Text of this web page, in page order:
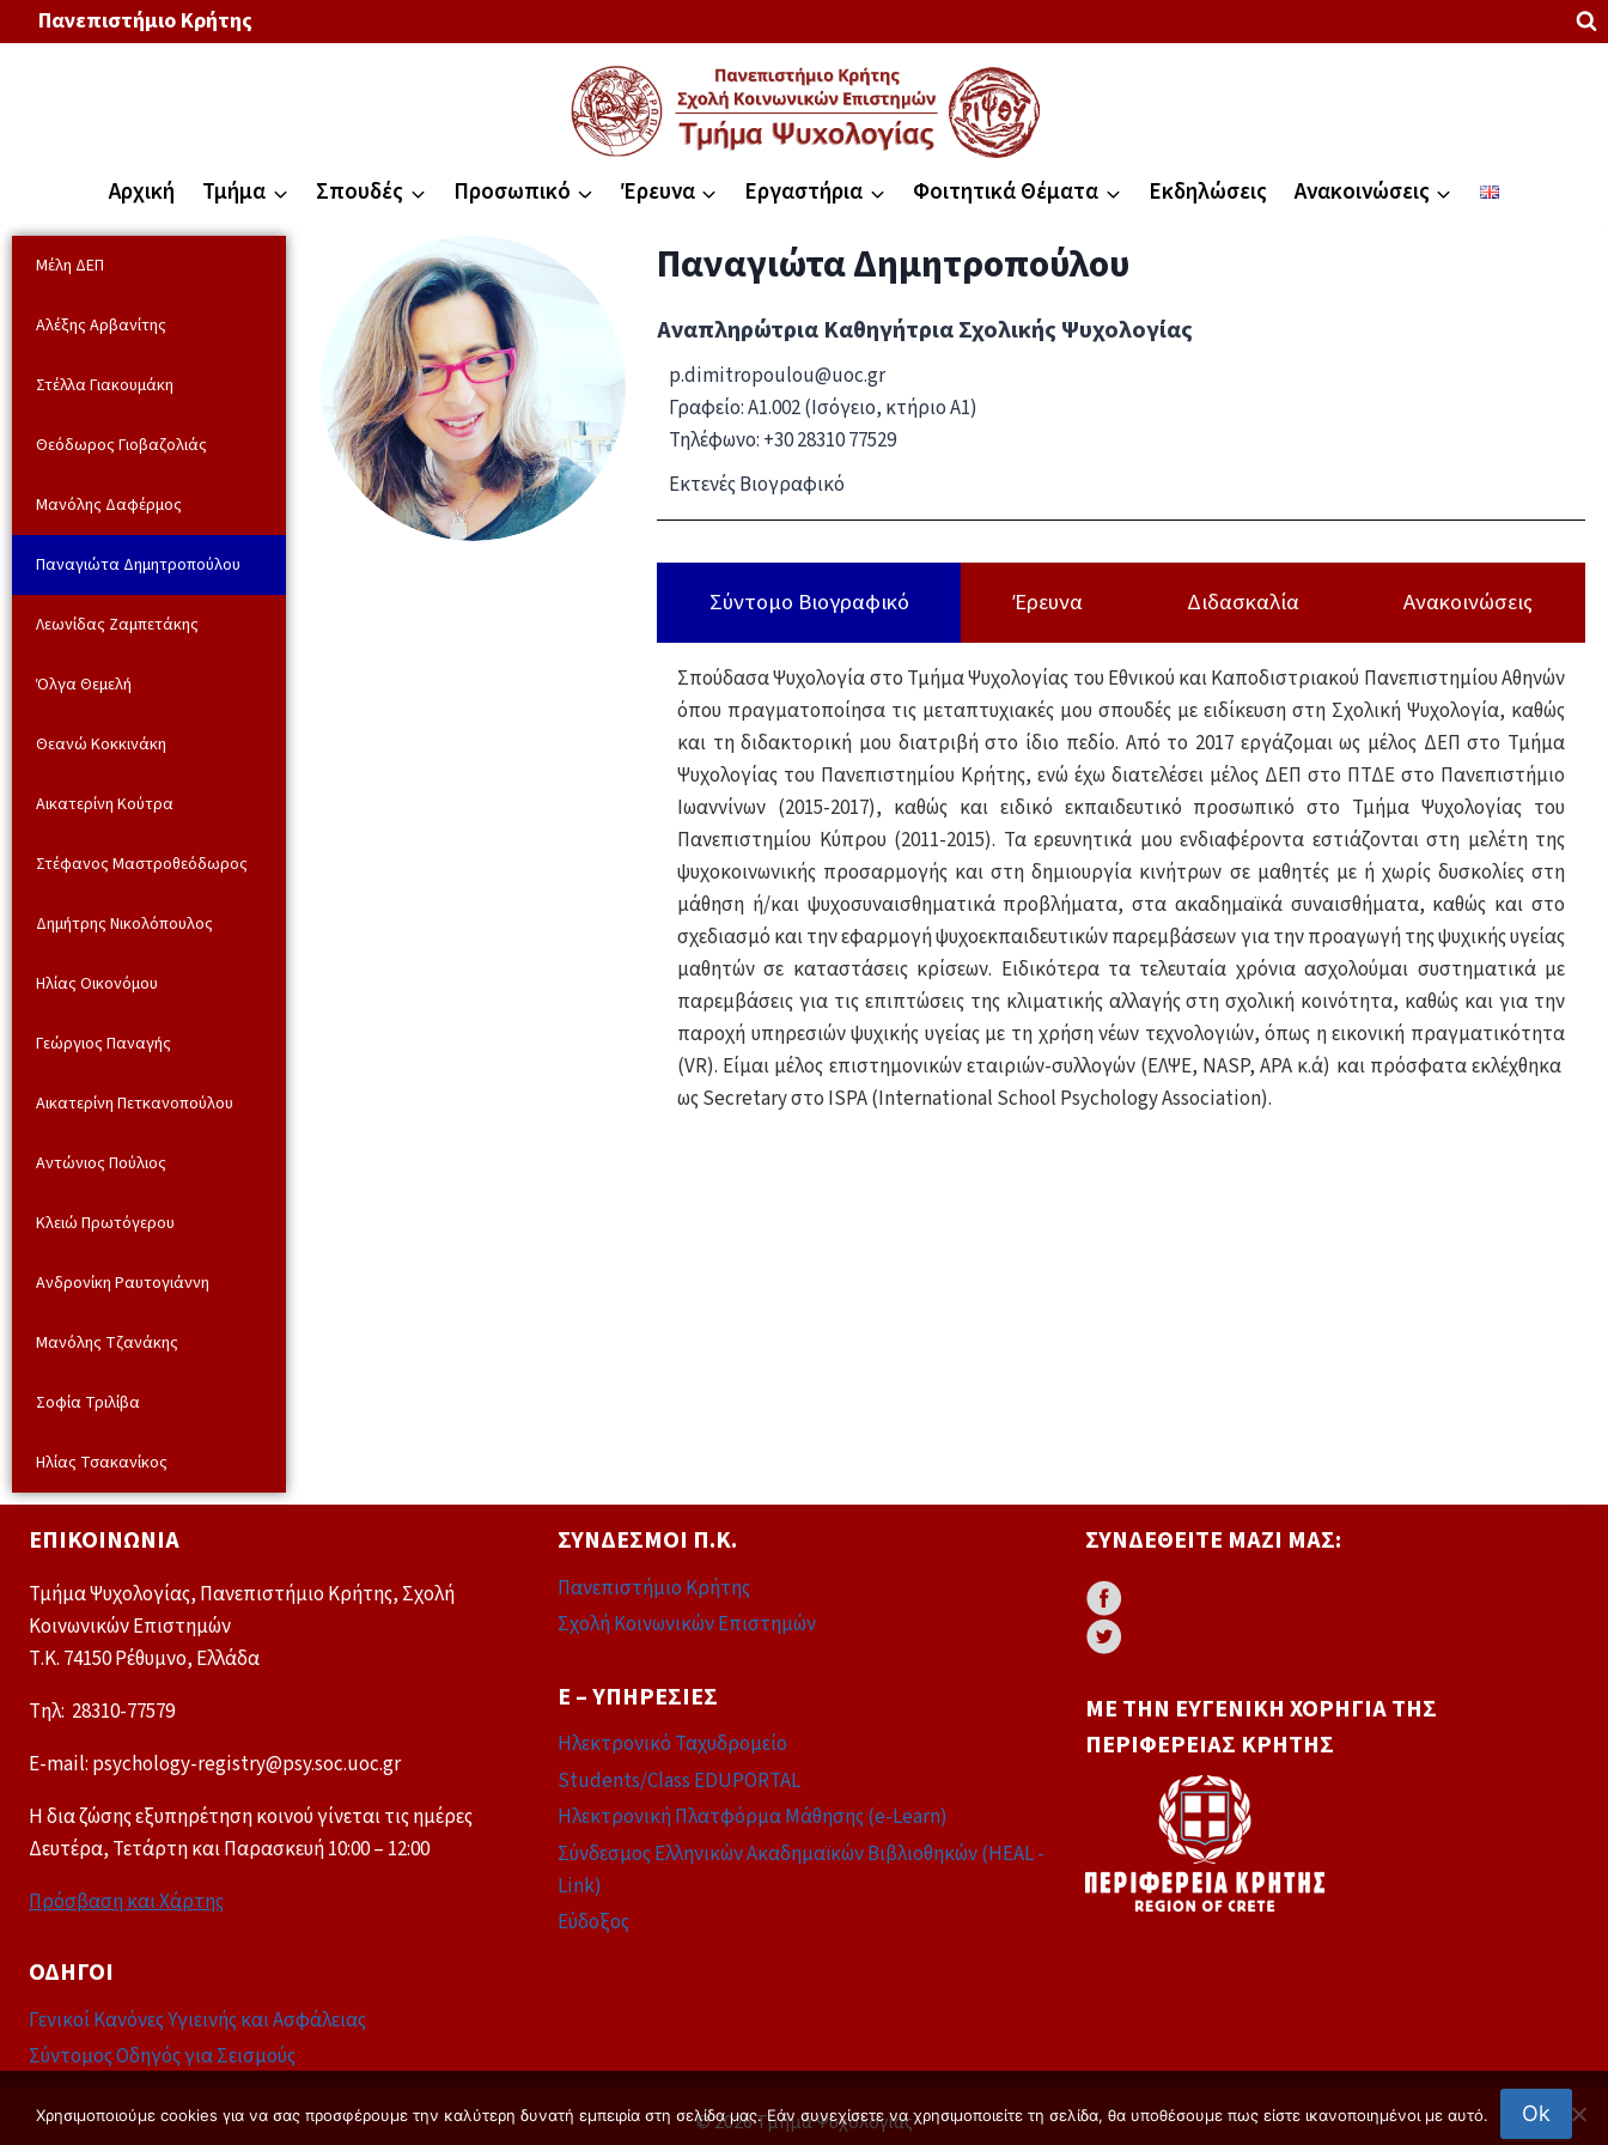
Πανεπιστήμιο Κρήτης
Αρχική Τμήμα Σπουδές Προσωπικό Έρευνα Εργαστήρια Φοιτητικά Θέματα Εκδηλώσεις Ανακοινώσεις
Μέλη ΔΕΠ
Αλέξης Αρβανίτης
Στέλλα Γιακουμάκη
Θεόδωρος Γιοβαζολιάς
Μανόλης Δαφέρμος
Παναγιώτα Δημητροπούλου
Λεωνίδας Ζαμπετάκης
Όλγα Θεμελή
Θεανώ Κοκκινάκη
Αικατερίνη Κούτρα
Στέφανος Μαστροθεόδωρος
Δημήτρης Νικολόπουλος
Ηλίας Οικονόμου
Γεώργιος Παναγής
Αικατερίνη Πετκανοπούλου
Αντώνιος Πούλιος
Κλειώ Πρωτόγερου
Ανδρονίκη Ραυτογιάννη
Μανόλης Τζανάκης
Σοφία Τριλίβα
Ηλίας Τσακανίκος
ΠαναγιώταΔημητροπούλου
Αναπληρώτρια Καθηγήτρια Σχολικής Ψυχολογίας
p.dimitropoulou@uoc.gr
Γραφείο: A1.002 (Ισόγειο, κτήριο Α1)
Τηλέφωνο: +30 28310 77529
Εκτενές Βιογραφικό
Σύντομο Βιογραφικό Έρευνα Διδασκαλία Ανακοινώσεις
Σπούδασα Ψυχολογία στο Τμήμα Ψυχολογίας του Εθνικού και Καποδιστριακού Πανεπιστημίου Αθηνών
όπου πραγματοποίησα τις μεταπτυχιακές μου σπουδές με ειδίκευση στη Σχολική Ψυχολογία, καθώς
και τη διδακτορική μου διατριβή στο ίδιο πεδίο. Από το 2017 εργάζομαι ως μέλος ΔΕΠ στο Τμήμα
Ψυχολογίας του Πανεπιστημίου Κρήτης, ενώ έχω διατελέσει μέλος ΔΕΠ στο ΠΤΔΕ στο Πανεπιστήμιο
Ιωαννίνων (2015-2017), καθώς και ειδικό εκπαιδευτικό προσωπικό στο Τμήμα Ψυχολογίας του
Πανεπιστημίου Κύπρου (2011-2015). Τα ερευνητικά μου ενδιαφέροντα εστιάζονται στη μελέτη της
ψυχοκοινωνικής προσαρμογής και στη δημιουργία κινήτρων σε μαθητές με ή χωρίς δυσκολίες στη
μάθηση ή/και ψυχοσυναισθηματικά προβλήματα, στα ακαδημαϊκά συναισθήματα, καθώς και στο
σχεδιασμό και την εφαρμογή ψυχοεκπαιδευτικών παρεμβάσεων για την προαγωγή της ψυχικής υγείας
μαθητών σε καταστάσεις κρίσεων. Ειδικότερα τα τελευταία χρόνια ασχολούμαι συστηματικά με
παρεμβάσεις για τις επιπτώσεις της κλιματικής αλλαγής στη σχολική κοινότητα, καθώς και για την
παροχή υπηρεσιών ψυχικής υγείας με τη χρήση νέων τεχνολογιών, όπως η εικονική πραγματικότητα
(VR). Είμαι μέλος επιστημονικών εταιριών-συλλογών (ΕΛΨΕ, NASP, APA κ.ά) και πρόσφατα εκλέχθηκα
ως Secretary στο ISPA (International School Psychology Association).
ΕΠΙΚΟΙΝΩΝΊΑ
Τμήμα Ψυχολογίας, Πανεπιστήμιο Κρήτης, Σχολή
Κοινωνικών Επιστημών
Τ.Κ. 74150 Ρέθυμνο, Ελλάδα
Tηλ: 28310-77579
E-mail: psychology-registry@psy.soc.uoc.gr
Η δια ζώσης εξυπηρέτηση κοινού γίνεται τις ημέρες
Δευτέρα, Τετάρτη και Παρασκευή 10:00 – 12:00
Πρόσβαση και Χάρτης
ΟΔΗΓΟΊ
Γενικοί Κανόνες Υγιεινής και Ασφάλειας
Σύντομος Οδηγός για Σεισμούς
ΣΎΝΔΕΣΜΟΙ Π.Κ.
Πανεπιστήμιο Κρήτης
Σχολή Κοινωνικών Επιστημών
E – ΥΠΗΡΕΣΊΕΣ
Ηλεκτρονικό Ταχυδρομείο
Students/Class EDUPORTAL
Ηλεκτρονική Πλατφόρμα Μάθησης (e-Learn)
Σύνδεσμος Ελληνικών Ακαδημαϊκών Βιβλιοθηκών (HEAL -
Link)
Εύδοξος
ΣΥΝΔΕΘΕΊΤΕ ΜΑΖΊ ΜΑΣ:
ΜΕ ΤΗΝ ΕΥΓΕΝΙΚΉ ΧΟΡΗΓΊΑ ΤΗΣ
ΠΕΡΙΦΈΡΕΙΑΣ ΚΡΉΤΗΣ
© 2026 Τμήμα Ψυχολογίας
Χρησιμοποιούμε cookies για να σας προσφέρουμε την καλύτερη δυνατή εμπειρία στη σελίδα μας. Εάν συνεχίσετε να χρησιμοποιείτε τη σελίδα, θα υποθέσουμε πως είστε ικανοποιημένοι με αυτό. Ok